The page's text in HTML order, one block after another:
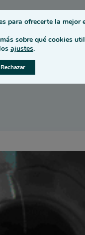
–Página 10
para ofrecerte la mejor
sobre qué cookies
ajustes.
Rechazar